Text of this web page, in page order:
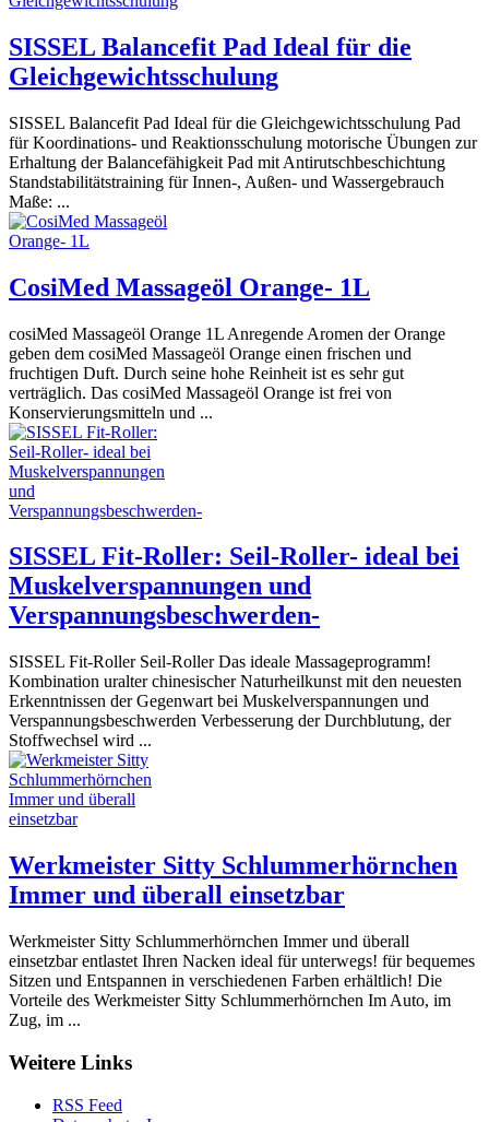
SISSEL Balancefit Pad Ideal für die
Gleichgewichtsschulung
SISSEL Balancefit Pad Ideal für die Gleichgewichtsschulung Pad
für Koordinations- und Reaktionsschulung motorische Übungen zur
Erhaltung der Balancefähigkeit Pad mit Antirutschbeschichtung
Standstabilitätstraining für Innen-, Außen- und Wassergebrauch
Maße: ...
CosiMed Massageöl Orange- 1L
cosiMed Massageöl Orange 1L Anregende Aromen der Orange
geben dem cosiMed Massageöl Orange einen frischen und
fruchtigen Duft. Durch seine hohe Reinheit ist es sehr gut
verträglich. Das cosiMed Massageöl Orange ist frei von
Konservierungsmitteln und ...
SISSEL Fit-Roller: Seil-Roller- ideal bei
Muskelverspannungen und
Verspannungsbeschwerden-
SISSEL Fit-Roller Seil-Roller Das ideale Massageprogramm!
Kombination uralter chinesischer Naturheilkunst mit den neuesten
Erkenntnissen der Gegenwart bei Muskelverspannungen und
Verspannungsbeschwerden Verbesserung der Durchblutung, der
Stoffwechsel wird ...
Werkmeister Sitty Schlummerhörnchen
Immer und überall einsetzbar
Werkmeister Sitty Schlummerhörnchen Immer und überall
einsetzbar entlastet Ihren Nacken ideal für unterwegs! für bequemes
Sitzen und Entspannen in verschiedenen Farben erhältlich! Die
Vorteile des Werkmeister Sitty Schlummerhörnchen Im Auto, im
Zug, im ...
Weitere Links
RSS Feed